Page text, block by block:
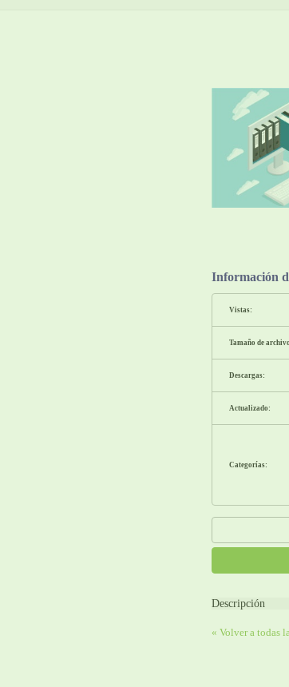
Información
Vistas:
Tamaño de
Descargas:
Actualizado:
Categorías:
Descripción
« Volver a todas